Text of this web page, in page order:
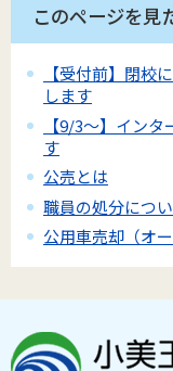
このページを見
【受付前】閉校
します
【9/3～】イン
す
公売とは
職員の処分につ
公用車売却（オー